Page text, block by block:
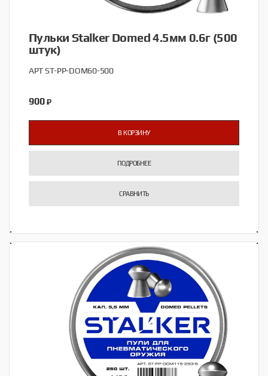
Пульки Stalker Domed 4.5мм 0.6г (500
штук)
АРТ ST-PP-DOM60-500
900 ₽
В КОРЗИНУ
ПОДРОБНЕЕ
СРАВНИТЬ